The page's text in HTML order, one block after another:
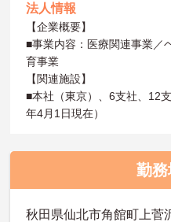
法人情報
【企業概要】
■事業内容：医療関連事業／
育事業
【関連施設】
■本社（東京）、6支社、12
年4月1日現在）
勤務
秋田県仙北市角館町上菅